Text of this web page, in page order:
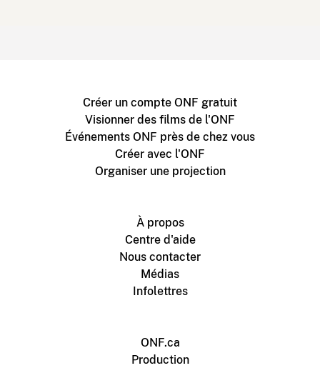
Créer un compte ONF gratuit
Visionner des films de l'ONF
Événements ONF près de chez vous
Créer avec l'ONF
Organiser une projection
À propos
Centre d'aide
Nous contacter
Médias
Infolettres
ONF.ca
Production